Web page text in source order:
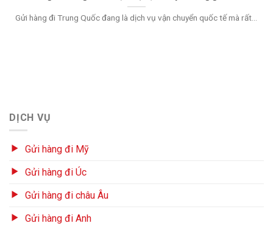
Gửi hàng đi Trung Quốc đang là dịch vụ vận chuyển quốc tế mà rất...
DỊCH VỤ
Gửi hàng đi Mỹ
Gửi hàng đi Úc
Gửi hàng đi châu Âu
Gửi hàng đi Anh